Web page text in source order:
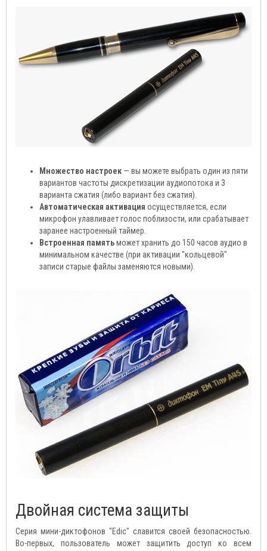
Множество настроек — вы можете выбрать один из пяти
вариантов частоты дискретизации аудиопотока и 3
варианта сжатия (либо вариант без сжатия).
Автоматическая активация осуществляется, если
микрофон улавливает голос поблизости, или срабатывает
заранее настроенный таймер.
Встроенная памятьможет хранить до 150 часов аудио в
минимальном качестве (при активации "кольцевой"
записи старые файлы заменяются новыми).
Двойная система защиты
Серия мини-диктофонов "Edic" славится своей безопасностью.
Во-первых, пользователь может защитить доступ ко всем